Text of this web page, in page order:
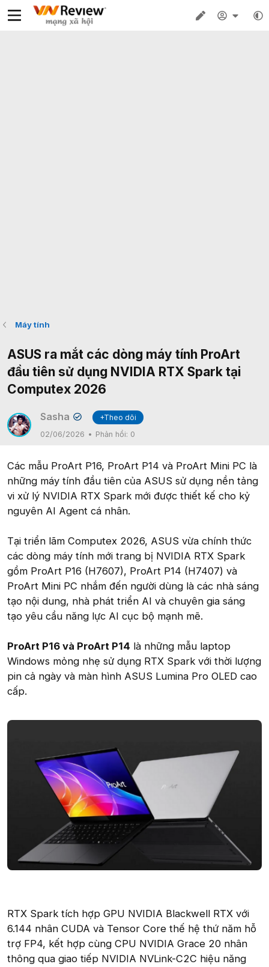
Máy tính
ASUS ra mắt các dòng máy tính ProArt
đầu tiên sử dụng NVIDIA RTX Spark tại
Computex 2026
Sasha ✔
+Theo dõi
02/06/2026
Phản hồi: 0
Các mẫu ProArt P16, ProArt P14 và ProArt Mini PC là
những máy tính đầu tiên của ASUS sử dụng nền tảng
vi xử lý NVIDIA RTX Spark mới được thiết kế cho kỷ
nguyên AI Agent cá nhân.
Tại triển lãm Computex 2026, ASUS vừa chính thức
các dòng máy tính mới trang bị NVIDIA RTX Spark
gồm ProArt P16 (H7607), ProArt P14 (H7407) và
ProArt Mini PC nhắm đến người dùng là các nhà sáng
tạo nội dung, nhà phát triển AI và chuyên gia sáng
tạo yêu cầu năng lực AI cục bộ mạnh mẽ.
ProArt P16 và ProArt P14 là những mẫu laptop
Windows mỏng nhẹ sử dụng RTX Spark với thời lượng
pin cả ngày và màn hình ASUS Lumina Pro OLED cao
cấp.
RTX Spark tích hợp GPU NVIDIA Blackwell RTX với
6.144 nhân CUDA và Tensor Core thế hệ thứ năm hỗ
trợ FP4, kết hợp cùng CPU NVIDIA Grace 20 nhân
thông qua giao tiếp NVIDIA NVLink-C2C hiệu năng